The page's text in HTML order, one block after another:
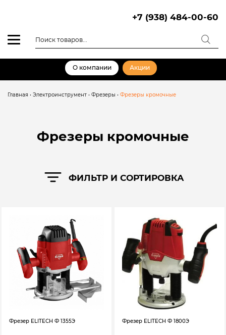
+7 (938) 484-00-60
товаров
О компании Акции
Главная • Электроинструмент • Фрезеры • Фрезеры кромочные
Фрезеры кромочные
Фрезер ELITECH Ф 1355Э Фрезер ELITECH Ф 1800Э
ФИЛЬТР И СОРТИРОВКА